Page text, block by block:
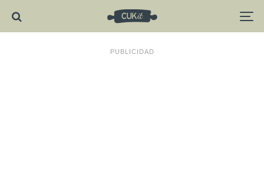
PUBLICIDAD